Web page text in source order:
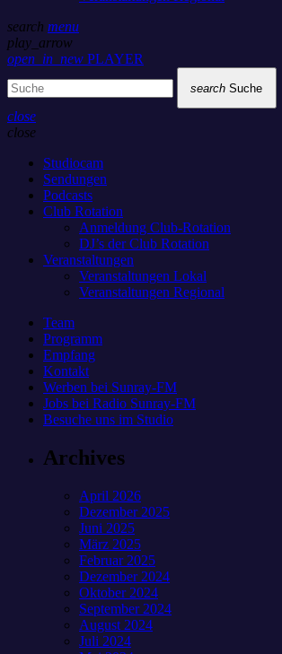
search menu
play_arrow
open_in_new PLAYER
search Suche
close
close
Studiocam
Sendungen
Podcasts
Club Rotation
Anmeldung Club-Rotation
DJ’s der Club Rotation
Veranstaltungen
Veranstaltungen Lokal
Veranstaltungen Regional
Team
Programm
Empfang
Kontakt
Werben bei Sunray-FM
Jobs bei Radio Sunray-FM
Besuche uns im Studio
Archives
April 2026
Dezember 2025
Juni 2025
März 2025
Februar 2025
Dezember 2024
Oktober 2024
September 2024
August 2024
Juli 2024